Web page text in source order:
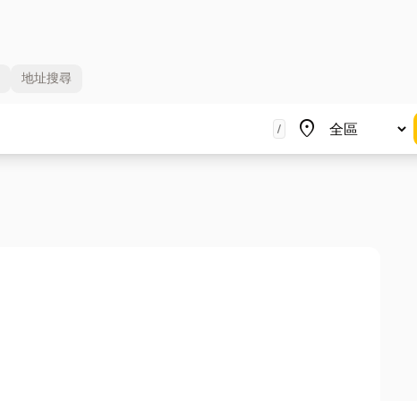
地址搜尋
/ place
地區